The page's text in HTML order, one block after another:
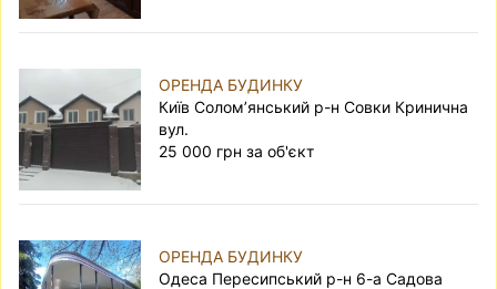
ОРЕНДА БУДИНКУ
Київ Солом’янський р-н Совки Кринична
вул.
25 000 грн за об'єкт
ОРЕНДА БУДИНКУ
Одеса Пересипський р-н 6-а Садова